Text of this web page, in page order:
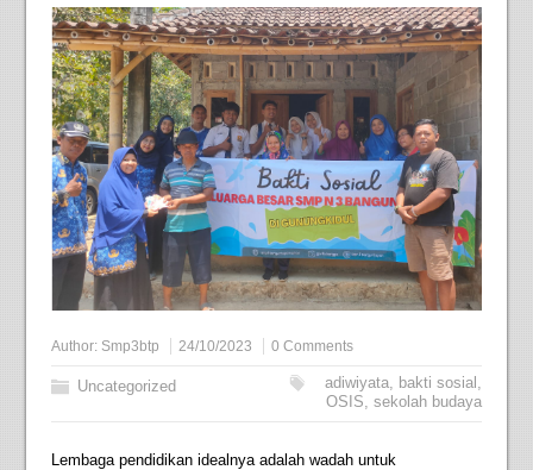
Author: Smp3btp 24/10/2023 0 Comments
Uncategorized adiwiyata bakti sosial
OSIS ,sekolah budaya
Lembaga pendidikan idealnya adalah wadah untuk